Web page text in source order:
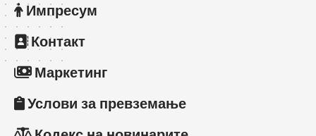
Импресум
Контакт
Маркетинг
Услови за превземање